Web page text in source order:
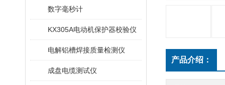
数字毫秒计
KX305A电动机保护器校验仪
电解铝槽焊接质量检测仪
成盘电缆测试仪
产品介绍：